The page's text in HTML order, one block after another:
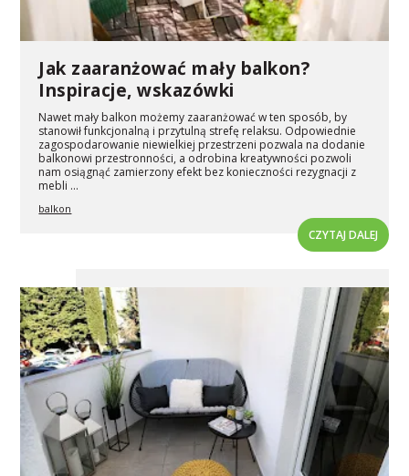
Jak zaaranżować mały balkon?
Inspiracje, wskazówki
Nawet mały balkon możemy zaaranżować w ten sposób, by
stanowił funkcjonalną i przytulną strefę relaksu. Odpowiednie
zagospodarowanie niewielkiej przestrzeni pozwala na dodanie
balkonowi przestronności, a odrobina kreatywności pozwoli
nam osiągnąć zamierzony efekt bez konieczności rezygnacji z
mebli ...
balkon
CZYTAJ DALEJ